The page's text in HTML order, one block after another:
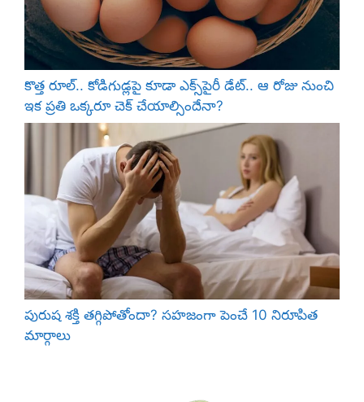
కొత్త రూల్.. కోడిగుడ్లపై కూడా ఎక్స్‌పైరీ డేట్.. ఆ రోజు నుంచి
ఇక ప్రతి ఒక్కరూ చెక్ చేయాల్సిందేనా?
పురుష శక్తి తగ్గిపోతోందా? సహజంగా పెంచే 10 నిరూపిత
మార్గాలు